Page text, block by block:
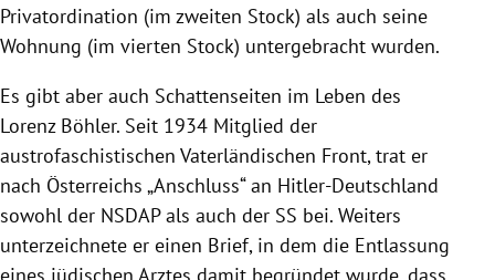
Privatordination (im zweiten Stock) als auch seine
Wohnung (im vierten Stock) untergebracht wurden.
Es gibt aber auch Schattenseiten im Leben des
Lorenz Böhler. Seit 1934 Mitglied der
austrofaschistischen Vaterländischen Front, trat er
nach Österreichs „Anschluss“ an Hitler-Deutschland
sowohl der NSDAP als auch der SS bei. Weiters
unterzeichnete er einen Brief, in dem die Entlassung
eines jüdischen Arztes damit begründet wurde, dass